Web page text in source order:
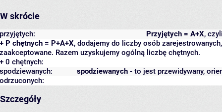
W skrócie
Przyjętych = A+X,
przyjętych:
+ P chętnych = P+A+X, dodajemy do liczby osób
zaakceptowane. Razem uzyskujemy ogólną liczbę chętnych.
+ 0 chętnych:
spodziewanych - to jest przewidywany,
spodziewanych:
odrzuconych:
Szczegóły